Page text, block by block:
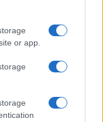
or app.
il metodo gym lips